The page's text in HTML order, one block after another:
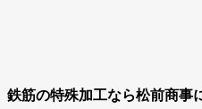
鉄筋の特殊加工なら松前商事